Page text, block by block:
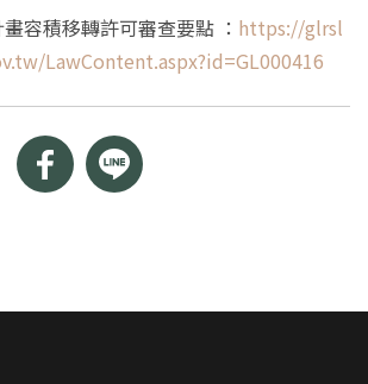
容積移轉許可審查要點 ： https://glrsl
LawContent.aspx?id=GL000416